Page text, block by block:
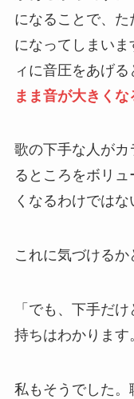
になることで、
になってしまい
ィに音圧をあげる
まま音が大きくな
歌の下手な人が
るところをボリ
くなるわけではな
これに気づけるか
「でも、下手だ
持ちはわかります
私もそうでした